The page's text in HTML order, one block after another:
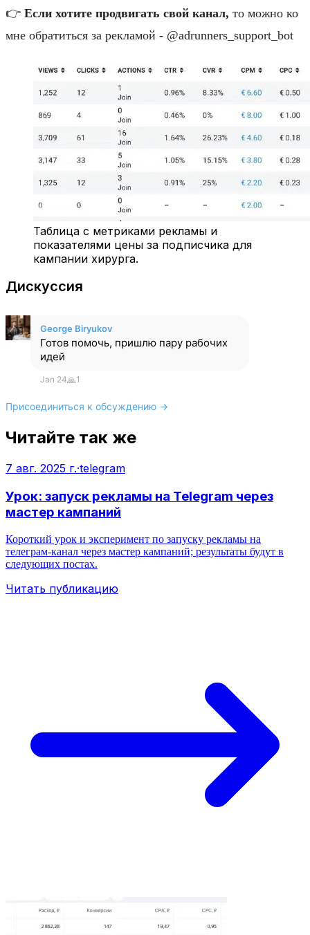
👉 Если хотите продвигать свой канал, то можно ко
мне обратиться за рекламой - @adrunners_support_bot
Таблица с метриками рекламы и
показателями цены за подписчика для
кампании хирурга.
Дискуссия
George Biryukov
Готов помочь, пришлю пару рабочих
идей
Jan 24🙏1
Присоединиться к обсуждению →
Читайте так же
7 авг. 2025 г.·telegram
Урок: запуск рекламы на Telegram через
мастер кампаний
Короткий урок и эксперимент по запуску рекламы на
телеграм‑канал через мастер кампаний; результаты будут в
следующих постах.
Читать публикацию